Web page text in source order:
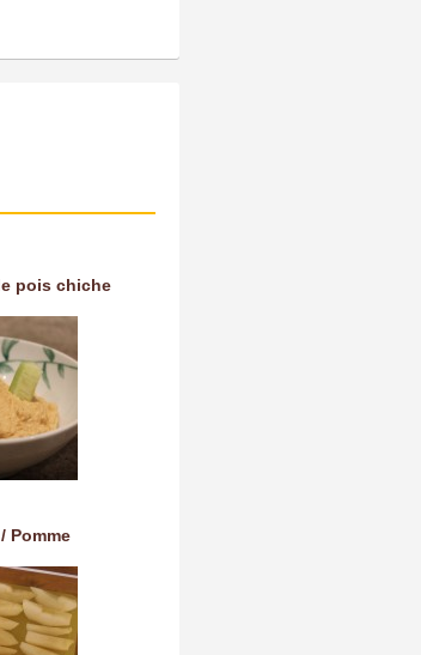
pois chiche
Pomme